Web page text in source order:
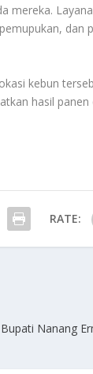
mereka.
dan
kebun
hasil panen
RATE:
Bupati Nanang